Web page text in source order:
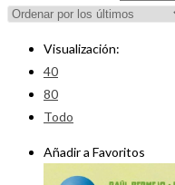
Visualización:
40
80
Todo
Añadir a Favoritos